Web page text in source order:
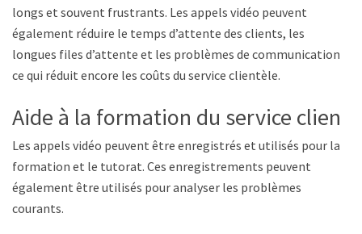
longs et souvent frustrants. Les appels vidéo peuvent
également réduire le temps d’attente des clients, les
longues files d’attente et les problèmes de communication,
ce qui réduit encore les coûts du service clientèle.
Aide à la formation du service client
Les appels vidéo peuvent être enregistrés et utilisés pour la
formation et le tutorat. Ces enregistrements peuvent
également être utilisés pour analyser les problèmes
courants.